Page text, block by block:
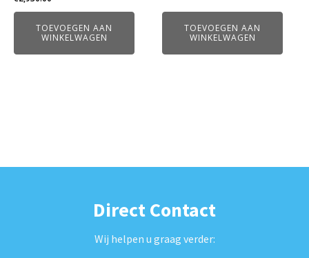
TOEVOEGEN AAN
WINKELWAGEN
TOEVOEGEN AAN
WINKELWAGEN
Direct Contact
Wij helpen u graag verder: